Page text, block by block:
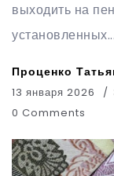
выходить на
установленных...
Проценко
13 января 2026
0 Comments